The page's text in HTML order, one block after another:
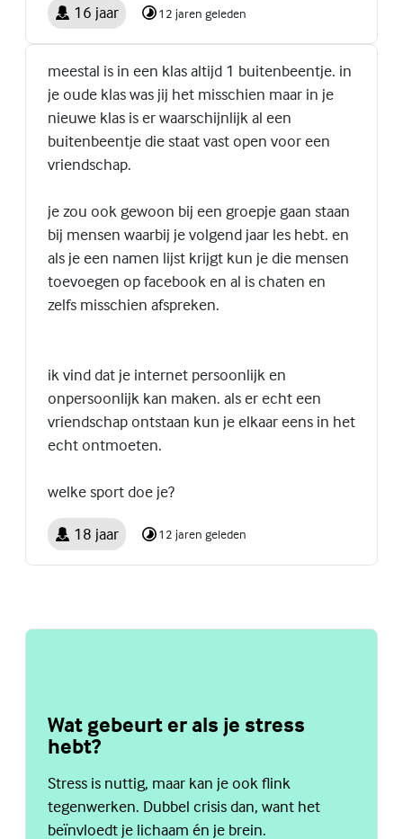
16 jaar 12 jaren geleden
meestal is in een klas altijd 1 buitenbeentje. in
je oude klas was jij het misschien maar in je
nieuwe klas is er waarschijnlijk al een
buitenbeentje die staat vast open voor een
vriendschap.
je zou ook gewoon bij een groepje gaan staan
bij mensen waarbij je volgend jaar les hebt. en
als je een namen lijst krijgt kun je die mensen
toevoegen op facebook en al is chaten en
zelfs misschien afspreken.
ik vind dat je internet persoonlijk en
onpersoonlijk kan maken. als er echt een
vriendschap ontstaan kun je elkaar eens in het
echt ontmoeten.
welke sport doe je?
18 jaar 12 jaren geleden
Wat gebeurt er als je stress
hebt?
Stress is nuttig, maar kan je ook flink
tegenwerken. Dubbel crisis dan, want het
beïnvloedt je lichaam én je brein.